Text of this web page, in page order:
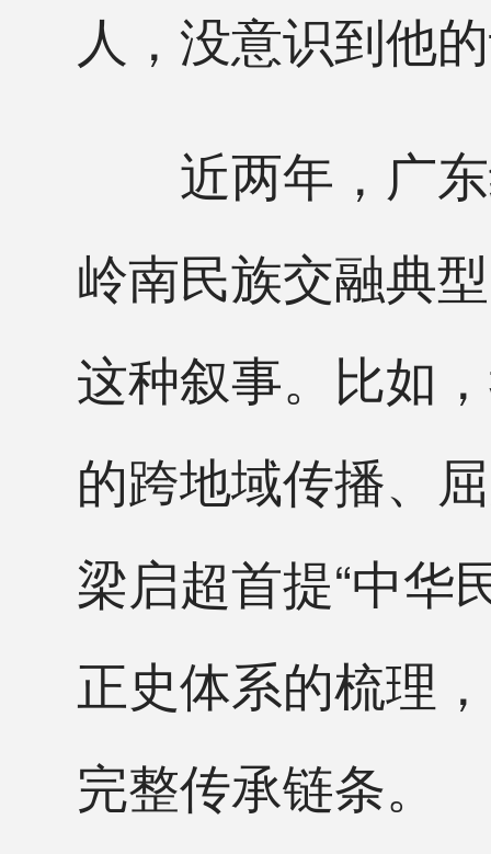
人，没意识到他
近两年，广东
岭南民族交融典
这种叙事。比如
的跨地域传播、
梁启超首提“中华
正史体系的梳理
完整传承链条。